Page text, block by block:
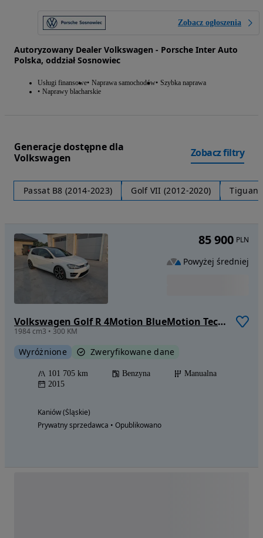
Zobacz ogłoszenia
Autoryzowany Dealer Volkswagen - Porsche Inter Auto
Polska, oddział Sosnowiec
Usługi finansowe Naprawa samochodów Szybka naprawa
Naprawy blacharskie
Generacje dostępne dla
Volkswagen
Zobacz filtry
Passat B8 (2014-2023) Golf VII (2012-2020) Tiguan
Volkswagen Golf R 4Motion BlueMotion Technology
1984 cm3 • 300 KM
Wyróżnione Zweryfikowane dane
101 705 km Benzyna
Manualna
2015
Kaniów (Śląskie)
Prywatny sprzedawca • Opublikowano
85 900 PLN
Powyżej średniej